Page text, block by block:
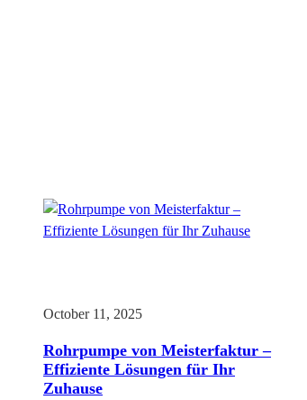
October 11, 2025
Rohrpumpe von Meisterfaktur –
Effiziente Lösungen für Ihr
Zuhause